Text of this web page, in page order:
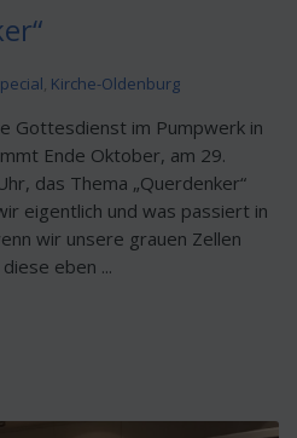
, Kirche-Oldenburg
Gottesdienst im Pumpwerk in
Ende Oktober, am 29.
das Thema „Querdenker“
eigentlich und was passiert in
wir unsere grauen Zellen
eben ...